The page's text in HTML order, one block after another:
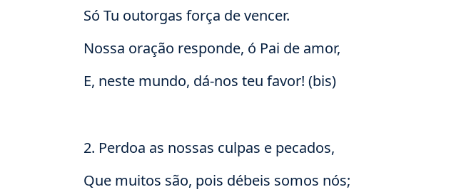
Só Tu outorgas força de vencer.
Nossa oração responde, ó Pai de amor,
E, neste mundo, dá-nos teu favor! (bis)
2. Perdoa as nossas culpas e pecados,
Que muitos são, pois débeis somos nós;